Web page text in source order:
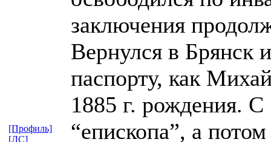
заключения
Вернулся в Брянск
паспорту, как
1885 г. рождения. С
“епископа”, а
[Профиль]
[ЛС]